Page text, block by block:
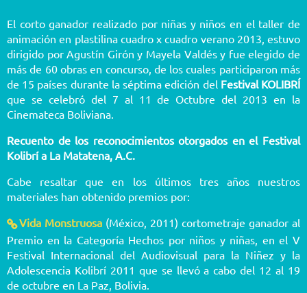
El corto ganador realizado por niñas y niños en el taller de
animación en plastilina cuadro x cuadro verano 2013, estuvo
dirigido por Agustín Girón y Mayela Valdés y fue elegido de
más de 60 obras en concurso, de los cuales participaron más
de 15 países durante la séptima edición delFestival KOLIBRÍ
que se celebró del 7 al 11 de Octubre del 2013 en la
Cinemateca Boliviana.
Recuento de los reconocimientos otorgados en el Festival
Kolibrí a La Matatena, A.C.
Cabe resaltar que en los últimos tres años nuestros
materiales han obtenido premios por:
Vida Monstruosa (México, 2011) cortometraje ganador al
Premio en la Categoría Hechos por niños y niñas, en el V
Festival Internacional del Audiovisual para la Niñez y la
Adolescencia Kolibrí 2011 que se llevó a cabo del 12 al 19
de octubre en La Paz, Bolivia.